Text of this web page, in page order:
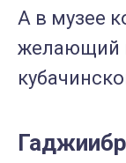
А в музее
желающий